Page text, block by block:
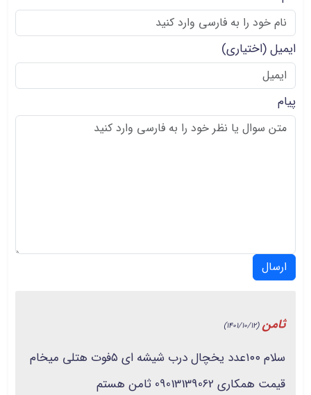
ایمیل(اختیاری)
پیام
ارسال
ثامن (1401/10/12)
سلام ۱۰۰عدد یخچال درب شیشه ای ۵فوت هتلی میخام
قیمت همکاری 09013139062 ثامن هستم